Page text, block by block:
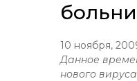
10 ноября,
Данное
нового